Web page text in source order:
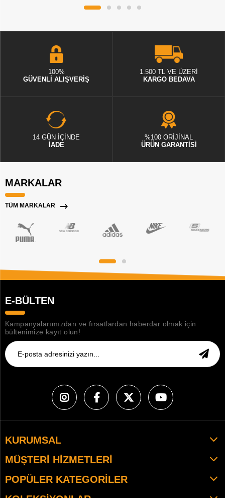
100%
GÜVENLİ ALIŞVERİŞ
1.500 TL VE ÜZERİ
KARGO BEDAVA
14 GÜN İÇİNDE
İADE
%100 ORİJİNAL
ÜRÜN GARANTİSİ
MARKALAR
TÜM MARKALAR
E-BÜLTEN
Kampanyalarımızdan ve fırsatlardan haberdar olmak için
bültenimize kayıt olun!
KURUMSAL
MÜŞTERI HIZMETLERI
POPÜLER KATEGORILER